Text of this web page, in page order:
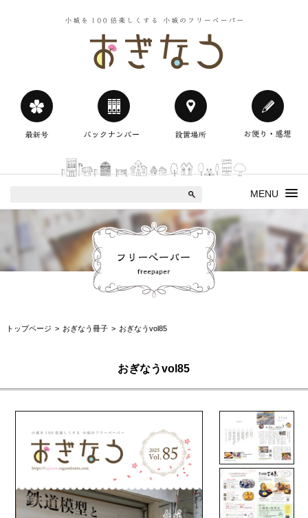
MENU
おぎな
トップページ おぎなう冊子 おぎなうvol85
おぎなうvol85